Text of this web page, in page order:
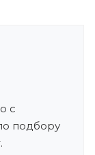
с
подбору